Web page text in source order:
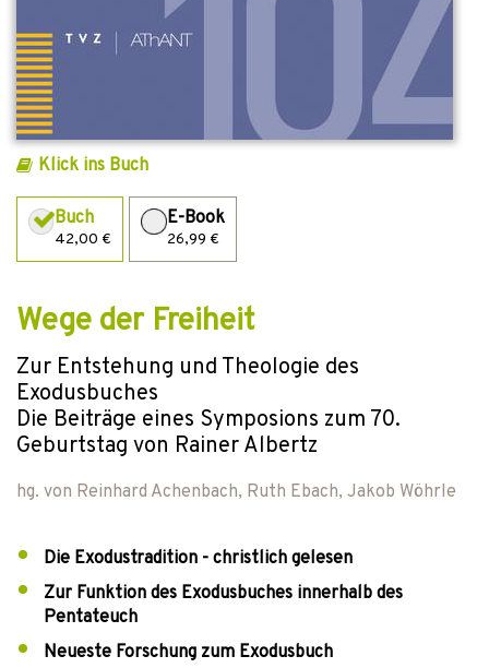
Klick ins Buch
Buch
42,00 €
E-Book
26,99 €
Wege der Freiheit
Zur Entstehung und Theologie des
Exodusbuches
Die Beiträge eines Symposions zum 70.
Geburtstag von Rainer Albertz
hg. von Reinhard Achenbach, Ruth Ebach, Jakob Wöhrle
Die Exodustradition - christlich gelesen
Zur Funktion des Exodusbuches innerhalb des
Pentateuch
Neueste Forschung zum Exodusbuch